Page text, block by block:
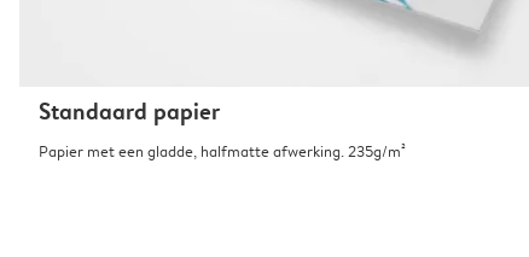
Standaard papier
Papier met een gladde, halfmatte afwerking. 235g/m²